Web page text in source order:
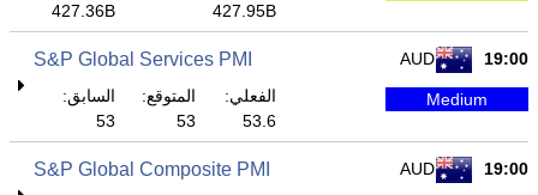
427.95B
427.36B
19:00
AUD
S&P Global Services PMI
Medium
الفعلي:
53.6
المتوقع:
53
السابق:
53
19:00
AUD
S&P Global Composite PMI